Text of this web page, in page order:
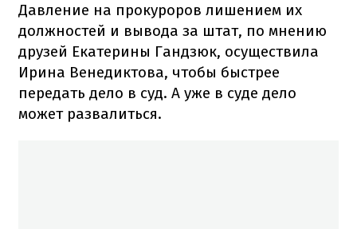
Давление на прокуроров лишением их
должностей и вывода за штат, по мнению
друзей Екатерины Гандзюк, осуществила
Ирина Венедиктова, чтобы быстрее
передать дело в суд. А уже в суде дело
может развалиться.